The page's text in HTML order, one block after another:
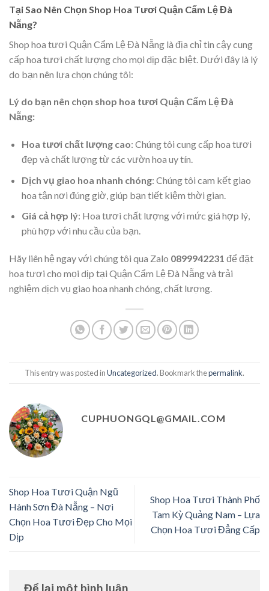
Tại Sao Nên Chọn Shop Hoa Tươi Quận Cẩm Lệ Đà
Nẵng?
Shop hoa tươi Quận Cẩm Lệ Đà Nẵng là địa chỉ tin cậy cung
cấp hoa tươi chất lượng cho mọi dịp đặc biệt. Dưới đây là lý
do bạn nên lựa chọn chúng tôi:
Lý do bạn nên chọn shop hoa tươi Quận Cẩm Lệ Đà
Nẵng:
Hoa tươi chất lượng cao: Chúng tôi cung cấp hoa tươi
đẹp và chất lượng từ các vườn hoa uy tín.
Dịch vụ giao hoa nhanh chóng: Chúng tôi cam kết giao
hoa tận nơi đúng giờ, giúp bạn tiết kiệm thời gian.
Giá cả hợp lý: Hoa tươi chất lượng với mức giá hợp lý,
phù hợp với nhu cầu của bạn.
Hãy liên hệ ngay với chúng tôi qua Zalo 0899942231 để đặt
hoa tươi cho mọi dịp tại Quận Cẩm Lệ Đà Nẵng và trải
nghiệm dịch vụ giao hoa nhanh chóng, chất lượng.
This entry was posted inUncategorized. Bookmark thepermalink.
CUPHUONGQL@GMAIL.COM
Shop Hoa Tươi Quận Ngũ
Hành Sơn Đà Nẵng – Nơi
Chọn Hoa Tươi Đẹp Cho Mọi
Dịp
Shop Hoa Tươi Thành Phố
Tam Kỳ Quảng Nam – Lựa
Chọn Hoa Tươi Đẳng Cấp
Để lại một bình luận